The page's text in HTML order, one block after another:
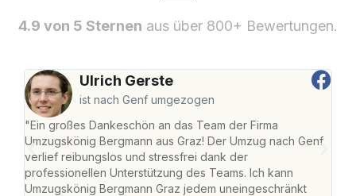
4.9 von 5 Sternen aus über 800+ Bewertungen.
Ulrich Gerste
ist nach Genf umgezogen
"Ein großes Dankeschön an das Team der Firma
Umzugskönig Bergmann aus Graz! Der Umzug nach Genf
verlief reibungslos und stressfrei dank der
professionellen Unterstützung des Teams. Ich kann
Umzugskönig Bergmann Graz jedem uneingeschränkt